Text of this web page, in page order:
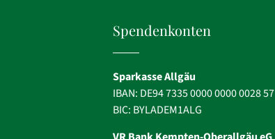
Spendenkonten
Sparkasse Allgäu
IBAN: DE94 7335 0000 0000 0028 57
BIC: BYLADEM1ALG